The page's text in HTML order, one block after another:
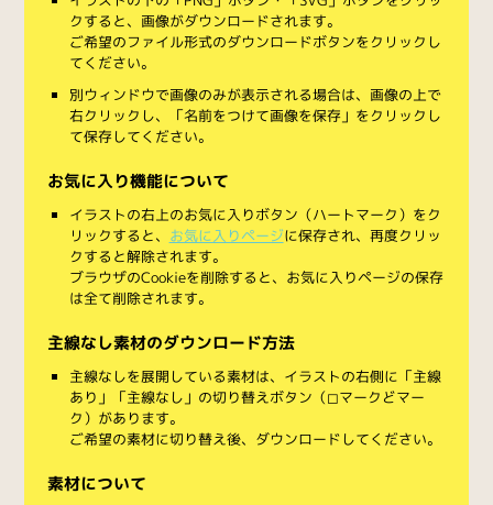
クすると、画像がダウンロードされます。
ご希望のファイル形式のダウンロードボタンをクリックし
てください。
別ウィンドウで画像のみが表示される場合は、画像の上で
右クリックし、「名前をつけて画像を保存」をクリックし
て保存してください。
お気に入り機能について
イラストの右上のお気に入りボタン（ハートマーク）をク
リックすると、 お気に入りページに保存され、再度クリッ
クすると解除されます。
ブラウザのCookieを削除すると、お気に入りページの保存
は全て削除されます。
主線なし素材のダウンロード方法
主線なしを展開している素材は、イラストの右側に「主線
あり」「主線なし」の切り替えボタン（◻︎マークと◼︎マー
ク）があります。
ご希望の素材に切り替え後、ダウンロードしてください。
素材について